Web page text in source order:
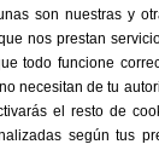
Acebo
(Asturias)
son nuestras y
nos prestan
todo funcione
necesitan de tu
el resto de
según tus